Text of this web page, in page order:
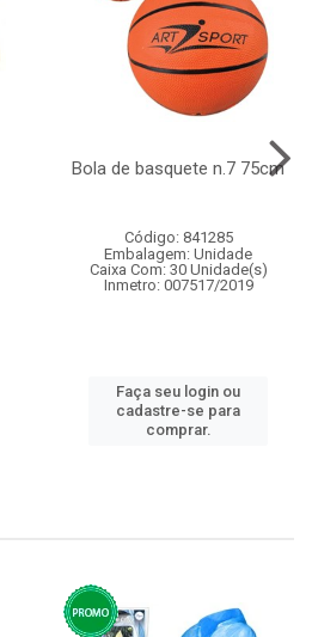
Bola de basquete n.7 75cm
Código: 841285
Embalagem: Unidade
Caixa Com: 30 Unidade(s)
Inmetro: 007517/2019
Faça seu login ou
cadastre-se para
comprar.